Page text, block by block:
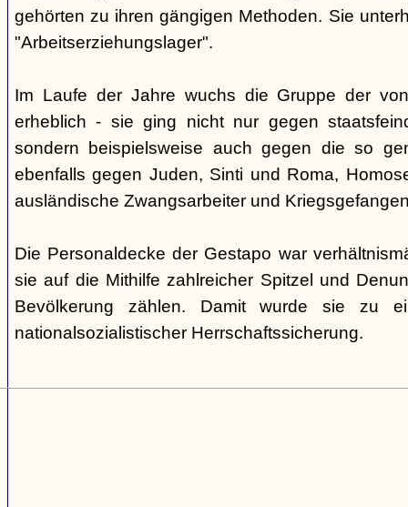
gehörten zu ihren gängigen Methoden. Sie
"Arbeitserziehungslager".
Im Laufe der Jahre wuchs die Gruppe der
erheblich - sie ging nicht nur gegen
sondern beispielsweise auch gegen die so
ebenfalls gegen Juden, Sinti und Roma,
ausländische Zwangsarbeiter und
Die Personaldecke der Gestapo war
sie auf die Mithilfe zahlreicher Spitzel und
Bevölkerung zählen. Damit wurde sie zu
nationalsozialistischer Herrschaftssicherung.